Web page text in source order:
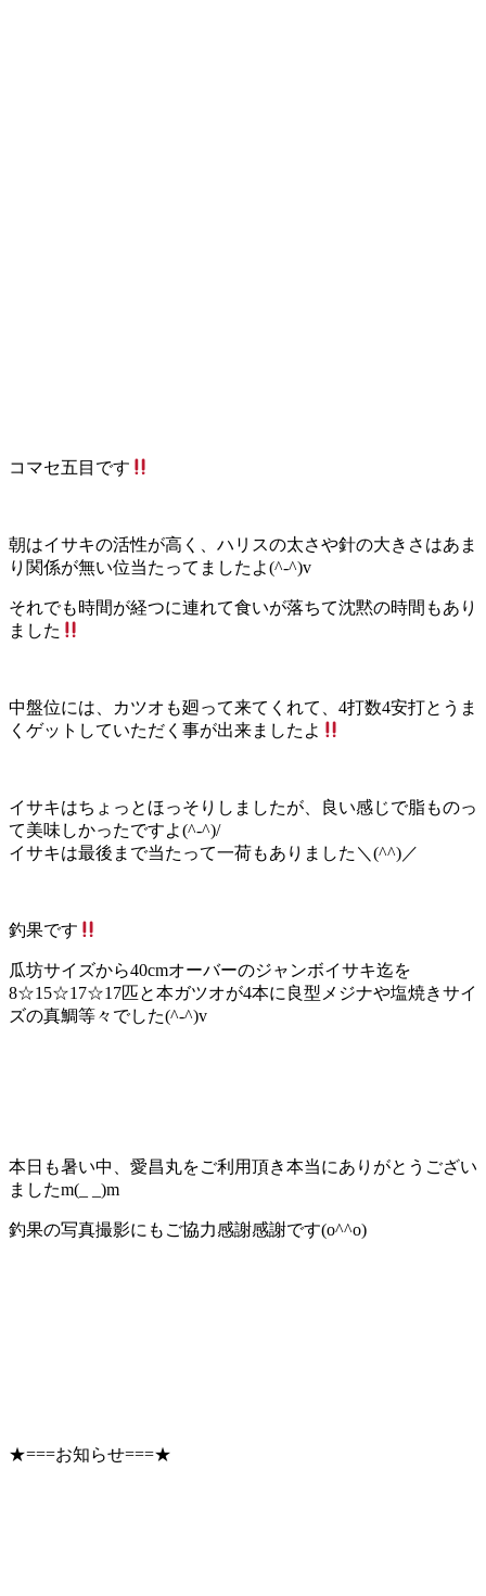
コマセ五目です
朝はイサキの活性が高く、ハリスの太さや針の大きさはあま
り関係が無い位当たってましたよ(^-^)v
それでも時間が経つに連れて食いが落ちて沈黙の時間もあり
ました
中盤位には、カツオも廻って来てくれて、4打数4安打とうま
くゲットしていただく事が出来ましたよ
イサキはちょっとほっそりしましたが、良い感じで脂ものっ
て美味しかったですよ(^-^)/
イサキは最後まで当たって一荷もありました＼(^^)／
釣果です
瓜坊サイズから40cmオーバーのジャンボイサキ迄を
8☆15☆17☆17匹と本ガツオが4本に良型メジナや塩焼きサイ
ズの真鯛等々でした(^-^)v
本日も暑い中、愛昌丸をご利用頂き本当にありがとうござい
ましたm(_ _)m
釣果の写真撮影にもご協力感謝感謝です(o^^o)
★===お知らせ===★